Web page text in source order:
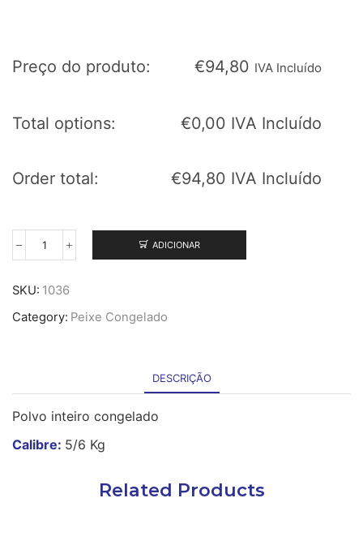
Preço do produto: €94,80 IVA Incluído
Total options: €0,00 IVA Incluído
Order total: €94,80 IVA Incluído
Quantidade
Polvo
5/6
ADICIONAR
SKU: 1036
Category: Peixe Congelado
DESCRIÇÃO
Polvo inteiro congelado
Calibre: 5/6 Kg
Related Products